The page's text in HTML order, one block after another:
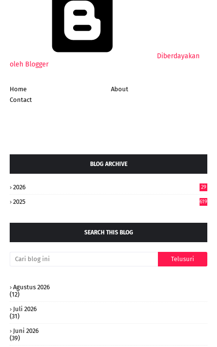
Diberdayakan
oleh Blogger
Home
About
Contact
BLOG ARCHIVE
2026
29
2025 619
SEARCH THIS BLOG
Agustus 2026
(12)
Juli 2026
(31)
Juni 2026
(39)